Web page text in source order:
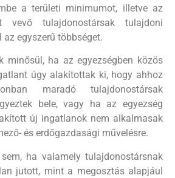
a területi minimumot, illetve az
vevő tulajdonostársak tulajdoni
az egyszerű többséget.
minősül, ha az egyezségben közös
úgy alakítottak ki, hogy ahhoz
maradó tulajdonostársak
bele, vagy ha az egyezség
új ingatlanok nem alkalmasak
és erdőgazdasági művelésre.
ha valamely tulajdonostársnak
jutott, mint a megosztás alapjául